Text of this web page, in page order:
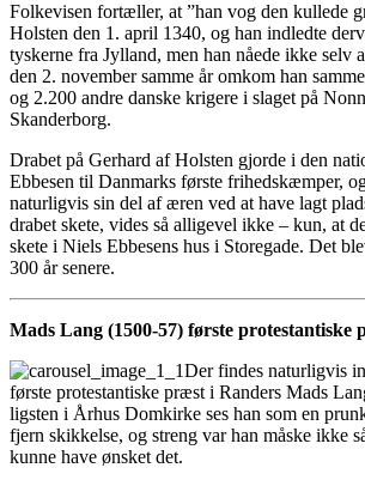
Folkevisen fortæller, at ”han vog den kullede
Holsten den 1. april 1340, og han indledte
tyskerne fra Jylland, men han nåede ikke selv
den 2. november samme år omkom han
og 2.200 andre danske krigere i slaget på
Skanderborg.
Drabet på Gerhard af Holsten gjorde i den
Ebbesen til Danmarks første frihedskæmper,
naturligvis sin del af æren ved at have lagt
drabet skete, vides så alligevel ikke – kun, at
skete i Niels Ebbesens hus i Storegade. Det
300 år senere.
Mads Lang (1500-57) første protestantiske
Der findes naturligvis
første protestantiske præst i Randers Mads
ligsten i Århus Domkirke ses han som en
fjern skikkelse, og streng var han måske ikke
kunne have ønsket det.